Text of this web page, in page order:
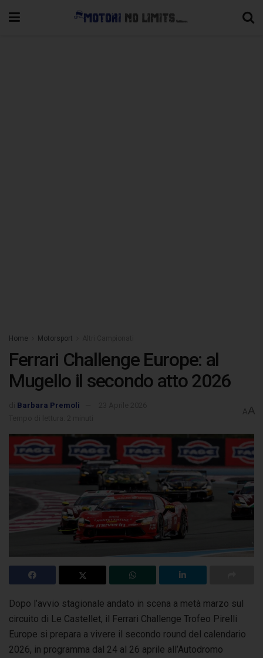
Home Motorsport
Ferrari Challenge Europe: al
Mugello il secondo atto 2026
Barbara Premoli
AA
Dopo l’avvio stagionale andato in scena a metà marzo sul
circuito di Le Castellet, il Ferrari Challenge Trofeo Pirelli
Europe si prepara a vivere il secondo round del calendario
2026, in programma dal 24 al 26 aprile all’Autodromo